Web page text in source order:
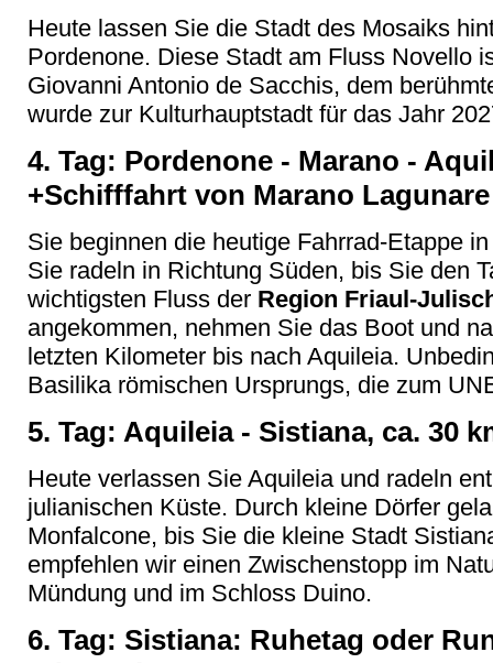
Heute lassen Sie die Stadt des Mosaiks
Pordenone. Diese Stadt am Fluss Novello
Giovanni Antonio de Sacchis, dem
wurde zur Kulturhauptstadt für das Jahr
4. Tag: Pordenone - Marano -
+Schifffahrt von Marano Lagunare
Sie beginnen die heutige Fahrrad-Etappe
Sie radeln in Richtung Süden, bis Sie den
wichtigsten Fluss der Region Friaul-
angekommen, nehmen Sie das Boot und
letzten Kilometer bis nach Aquileia.
Basilika römischen Ursprungs, die zum
5. Tag: Aquileia - Sistiana, ca. 30
Heute verlassen Sie Aquileia und radeln
julianischen Küste. Durch kleine Dörfer
Monfalcone, bis Sie die kleine Stadt
empfehlen wir einen Zwischenstopp im
Mündung und im Schloss Duino.
6. Tag: Sistiana: Ruhetag oder